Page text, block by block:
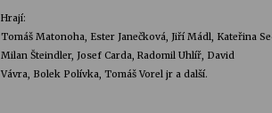
Hrají:
Tomáš Matonoha, Ester Janečková, Jiří Mádl, Kateřina
Milan Šteindler, Josef Carda, Radomil Uhlíř, David
Vávra, Bolek Polívka, Tomáš Vorel jra další.